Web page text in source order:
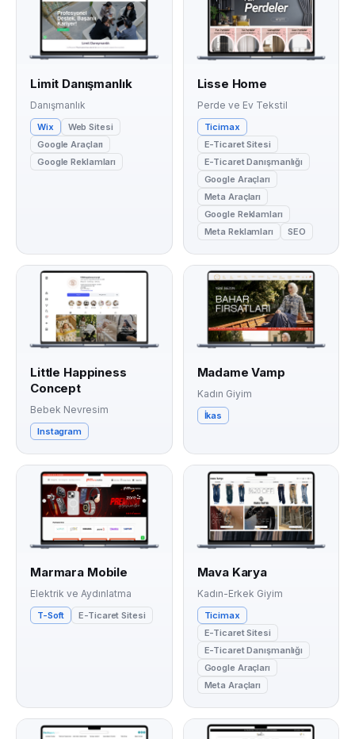
Limit Danışmanlık
Danışmanlık
Wix
Web Sitesi
Google Araçları
Google Reklamları
Lisse Home
Perde ve Ev Tekstil
Ticimax
E-Ticaret Sitesi
E-Ticaret Danışmanlığı
Google Araçları
Meta Araçları
Google Reklamları
Meta Reklamları
SEO
Little Happiness
Concept
Bebek Nevresim
Instagram
Madame Vamp
Kadın Giyim
İkas
Marmara Mobile
Elektrik ve Aydınlatma
T-Soft E-Ticaret Sitesi
Mava Karya
Kadın-Erkek Giyim
Ticimax
E-Ticaret Sitesi
E-Ticaret Danışmanlığı
Google Araçları
Meta Araçları